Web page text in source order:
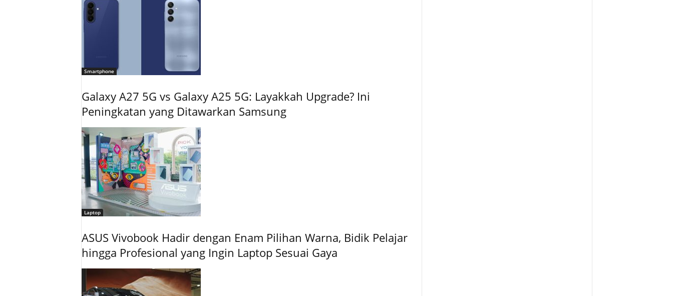
Smartphone
Galaxy A27 5G vs Galaxy A25 5G: Layakkah Upgrade? Ini
Peningkatan yang Ditawarkan Samsung
Laptop
ASUS Vivobook Hadir dengan Enam Pilihan Warna, Bidik Pelajar
hingga Profesional yang Ingin Laptop Sesuai Gaya